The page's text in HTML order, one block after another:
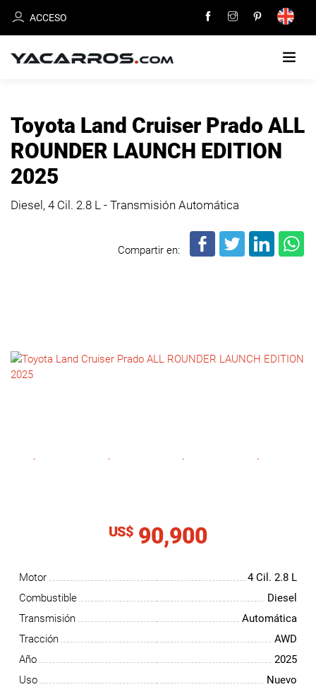
ACCESO
CARROS
EN
VENTA
VENDE
CONTACTO
Toyota Land Cruiser Prado ALL
ROUNDER LAUNCH EDITION
2025
Diesel, 4 Cil. 2.8 L - Transmisión Automática
Compartir en:
US$ 90,900
Motor 4 Cil. 2.8 L
Combustible
Diesel
Transmisión
Automática
Tracción
AWD
Año
2025
Uso
Nuevo